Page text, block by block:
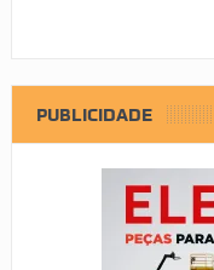
PUBLICIDADE